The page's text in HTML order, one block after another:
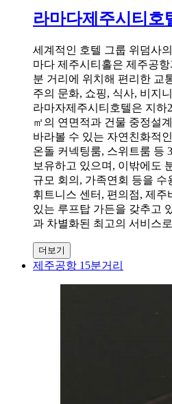
라마다제주시티호
세계적인 호텔 그룹 위덤사
마다 제주시티홀은 제주공
분 거리에 위치해 편리한 교
주의 문화, 쇼핑, 식사, 비지
라마자제주시티호텔은 지하
㎡의 연면적과 건물 중정설
바라볼 수 있는 자연친화적
온돌 커넥팅룸, 스위트룸 등
보유하고 있으며, 이밖에도
규모 회의, 가족연회 등을 수
휘트니스 센터, 편의점, 제
있는 루프탑 가든을 갖추고
과 차별화된 최고의 서비스
더보기
제주공항 15분거리